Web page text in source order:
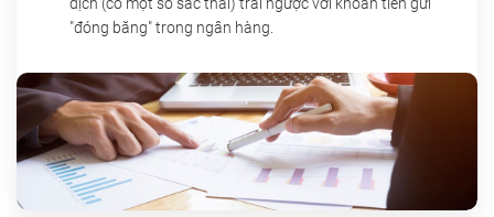
"đóng băng" trong ngân hàng.